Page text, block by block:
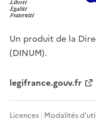
Un produit de la
(DINUM).
legifrance.gouv.fr
Licences Modalités